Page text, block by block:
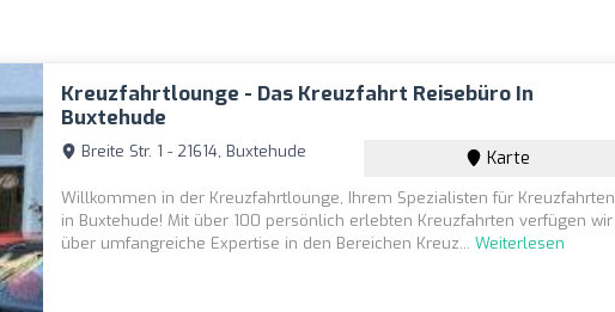
Kreuzfahrtlounge - Das Kreuzfahrt Reisebüro In
Buxtehude
Breite Str. 1 - 21614, Buxtehude Karte
Willkommen in der Kreuzfahrtlounge, Ihrem Spezialisten für Kreuzfahrten
in Buxtehude! Mit über 100 persönlich erlebten Kreuzfahrten verfügen wir
über umfangreiche Expertise in den Bereichen Kreuz...Weiterlesen